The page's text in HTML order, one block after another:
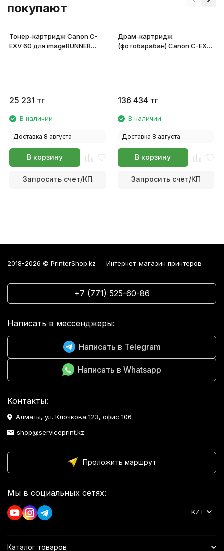
покупают
Тонер-картридж Canon C-
EXV 60 для imageRUNNER
25 231 тг
В наличии
Доставка 8 августа
В корзину
Запросить счет/КП
Драм-картридж
(фотобарабан) Canon C-EXV
136 434 тг
В наличии
Доставка 8 августа
В корзину
Запросить счет/КП
2018-2026 © PrinterShop.kz — Интернет-магазин принтеров
+7 (771) 525-60-86
Написать в мессенджеры:
Написать в Telegram
Написать в Whatsapp
Контакты:
Алматы, ул. Клочкова 123, офис 106
shop@serviceprint.kz
Проложить маршрут
Мы в социальных сетях:
KZT
Каталог товаров